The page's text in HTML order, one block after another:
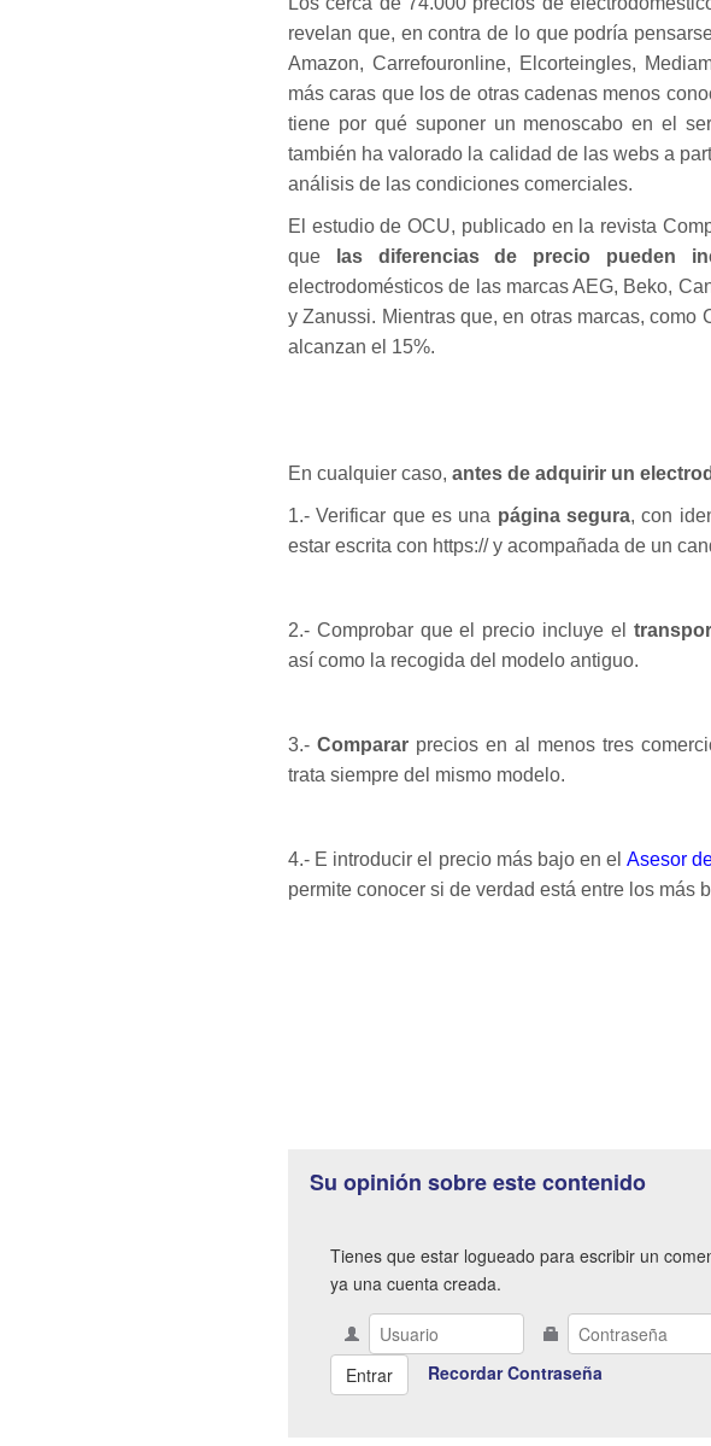
revelan que, en contra de lo que podría
Amazon, Carrefouronline, Elcorteingles,
más caras que los de otras cadenas menos
tiene por qué suponer un menoscabo en el
también ha valorado la calidad de las webs a
análisis de las condiciones comerciales.
El estudio de OCU, publicado en la revista
que
las diferencias de precio pueden
electrodomésticos de las marcas AEG, Beko,
y Zanussi. Mientras que, en otras marcas, como
alcanzan el 15%.
En cualquier caso, antes de adquirir un
1.- Verificar que es una página segura, con
estar escrita con https:// y acompañada de un
2.- Comprobar que el precio incluye el
así como la recogida del modelo antiguo.
3.-Comparar precios en al menos tres
trata siempre del mismo modelo.
4.- E introducir el precio más bajo en el Asesor
permite conocer si de verdad está entre los más
Su opinión sobre este contenido
Tienes que estar logueado para escribir un
ya una cuenta creada.
Recordar Contraseña